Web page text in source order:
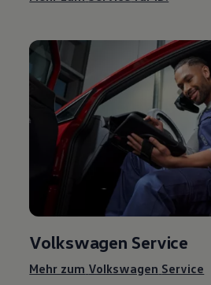
Volkswagen Service
Mehr zum Volkswagen Service